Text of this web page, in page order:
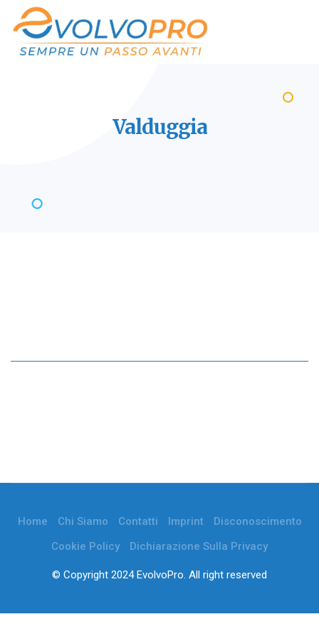
Valduggia
Home Chi Siamo Contatti Imprint
Disconoscimento
Cookie Policy
Dichiarazione Sulla Privacy
© Copyright 2024 EvolvoPro. All right reserved